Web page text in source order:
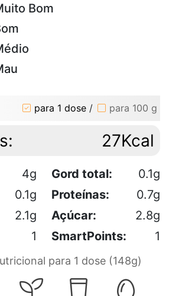
Bom
para 1 dose / para 100 g
27Kcal
4g Gord total:
0.1g
0.1g Proteínas:
0.7g
2.1g Açúcar:
2.8g
1 SmartPoints: 1
para 1 dose (148g)